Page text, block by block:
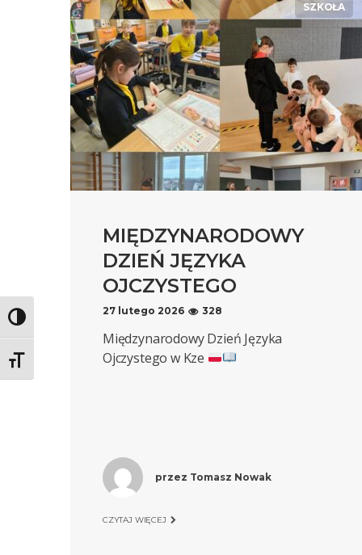
Toggle High Contrast
Toggle Font size
SZKOŁA
MIĘDZYNARODOWY
DZIEŃ JĘZYKA
OJCZYSTEGO
27 lutego 2026 328
Międzynarodowy Dzień Języka
Ojczystego w Kze
przez Tomasz Nowak
CZYTAJ WIĘCEJ